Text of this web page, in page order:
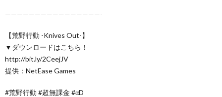
————————————————-
【荒野行動 -Knives Out-】
▼ダウンロードはこちら！
http://bit.ly/2CeejJV
提供：NetEase Games
#荒野行動 #超無課金 #αD